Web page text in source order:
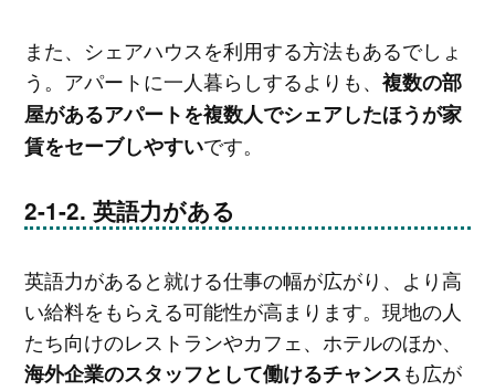
また、シェアハウスを利用する方法もあるでしょ
う。アパートに一人暮らしするよりも、 複数の部
屋があるアパートを複数人でシェアしたほうが家
賃をセーブしやすいです。
英語力がある
英語力があると就ける仕事の幅が広がり、より高
い給料をもらえる可能性が高まります。現地の人
たち向けのレストランやカフェ、ホテルのほか、
海外企業のスタッフとして働けるチャンスも広が